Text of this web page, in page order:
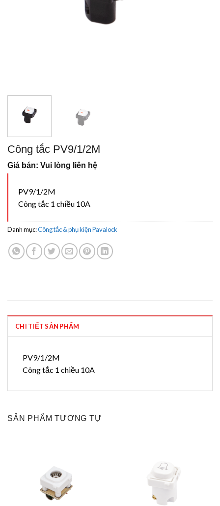
Công tắc PV9/1/2M
Giá bán: Vui lòng liên hệ
PV9/1/2M
Công tắc 1 chiều 10A
Danh mục:Công tắc & phụ kiện Pavalock
CHI TIẾT SẢN PHẨM
PV9/1/2M
Công tắc 1 chiều 10A
SẢN PHẨM TƯƠNG TỰ